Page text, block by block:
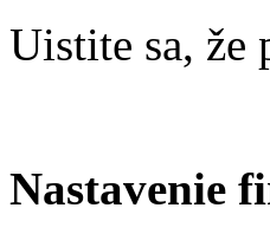
Uistite sa, že
Nastavenie